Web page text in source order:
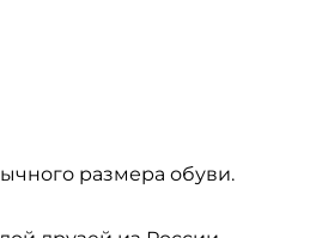
размера обуви.